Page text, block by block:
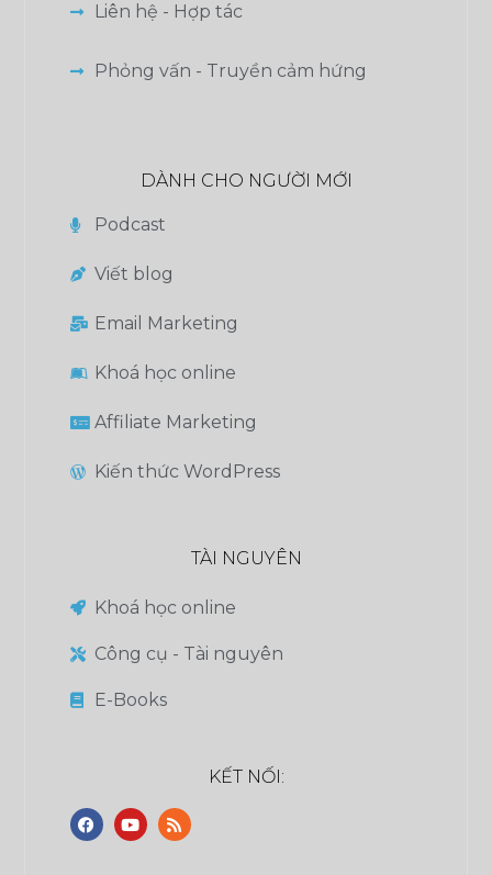
Liên hệ - Hợp tác
Phỏng vấn - Truyền cảm hứng
DÀNH CHO NGƯỜI MỚI
Podcast
Viết blog
Email Marketing
Khoá học online
Affiliate Marketing
Kiến thức WordPress
TÀI NGUYÊN
Khoá học online
Công cụ - Tài nguyên
E-Books
KẾT NỐI: